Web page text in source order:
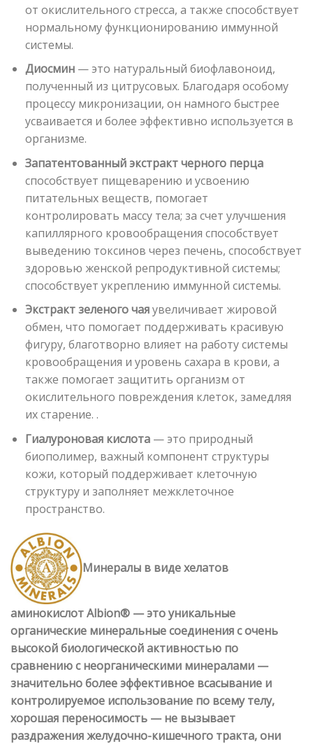
от окислительного стресса, а также способствует
нормальному функционированию иммунной
системы.
Диосмин— это натуральный биофлавоноид,
полученный из цитрусовых. Благодаря особому
процессу микронизации, он намного быстрее
усваивается и более эффективно используется в
организме.
Запатентованный экстракт черного перца
способствует пищеварению и усвоению
питательных веществ, помогает
контролировать массу тела; за счет улучшения
капиллярного кровообращения способствует
выведению токсинов через печень, способствует
здоровью женской репродуктивной системы;
способствует укреплению иммунной системы.
Экстракт зеленого чаяувеличивает жировой
обмен, что помогает поддерживать красивую
фигуру, благотворно влияет на работу системы
кровообращения и уровень сахара в крови, а
также помогает защитить организм от
окислительного повреждения клеток, замедляя
их старение. .
Гиалуроновая кислота— это природный
биополимер, важный компонент структуры
кожи, который поддерживает клеточную
структуру и заполняет межклеточное
пространство.
Минералы в виде хелатов
аминокислот Albion® — это уникальные
органические минеральные соединения с очень
высокой биологической активностью по
сравнению с неорганическими минералами —
значительно более эффективное всасывание и
контролируемое использование по всему телу,
хорошая переносимость — не вызывает
раздражения желудочно-кишечного тракта, они